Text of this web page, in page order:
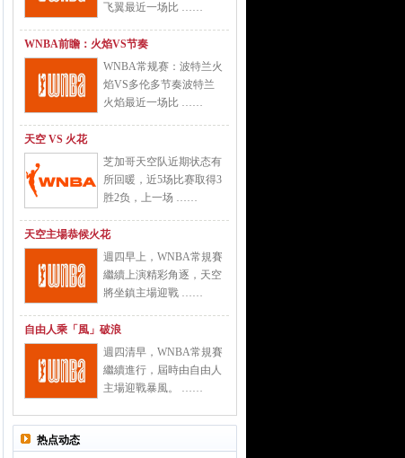
飞翼最近一场比 ……
WNBA前瞻：火焰VS节奏
WNBA常规赛：波特兰火
焰VS多伦多节奏波特兰
火焰最近一场比 ……
天空 VS 火花
芝加哥天空队近期状态有
所回暖，近5场比赛取得3
胜2负，上一场 ……
天空主場恭候火花
週四早上，WNBA常規賽
繼續上演精彩角逐，天空
將坐鎮主場迎戰 ……
自由人乘「風」破浪
週四清早，WNBA常規賽
繼續進行，屆時由自由人
主場迎戰暴風。 ……
热点动态